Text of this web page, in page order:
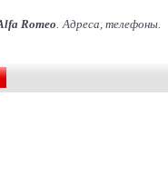
Romeo. Адреса, телефоны.